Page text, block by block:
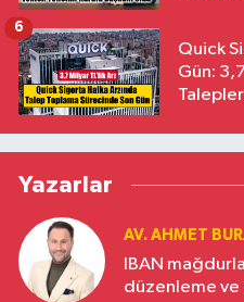
Quick
Gün:
6
Yazarlar
AV. AHMET
IBAN
düzenleme ve